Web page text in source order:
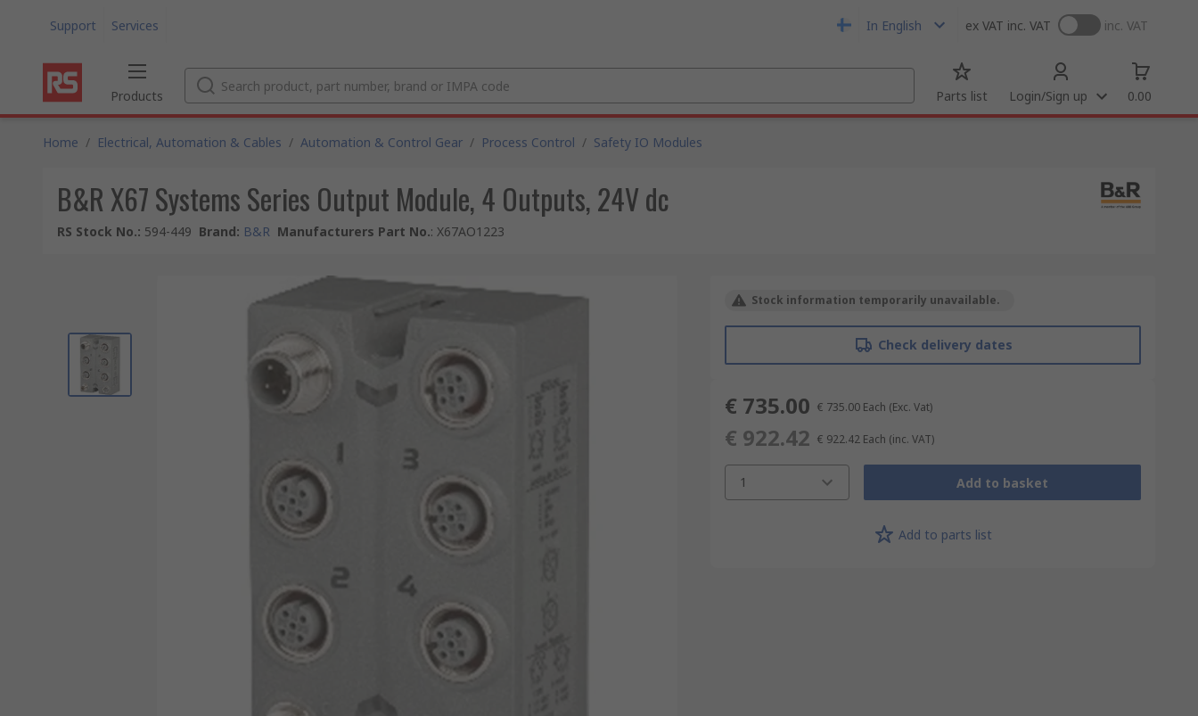
Support Services In English ex VAT inc. VAT inc. VAT
Products Parts list Login/Sign up 0.00
Home / Electrical, Automation & Cables / Automation & Control Gear / Process Control / Safety IO Modules
B&R X67 Systems Series Output Module, 4 Outputs, 24V dc
RS Stock No.: 594-449 Brand: B&R Manufacturers Part No.: X67AO1223
Stock information temporarily unavailable.
Check delivery dates
€ 735.00 € 735.00 Each (Exc. Vat)
€ 922.42 € 922.42 Each (inc. VAT)
1 Add to basket
Add to parts list